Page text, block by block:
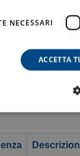
NECESSARI
ACCETTA